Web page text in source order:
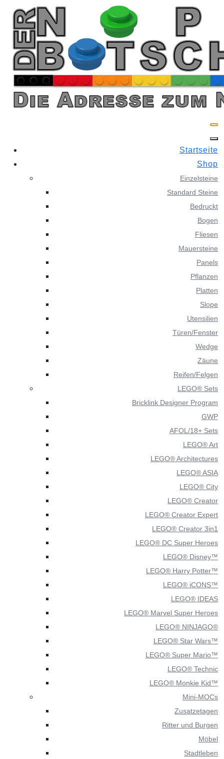
content
Startseite
Shop
Einzelsteine
Standard Steine
Bedruckt
Bogen
Fliesen
Mauersteine
Panels
Pflanzen
Platten
Slope
Utensilien
Türen/Fenster
Wedge
Zäune
Reifen/Felgen
LEGO® Sets
Bricklink Designer Program
GWP
AFOL/18+ Sets
LEGO® Art
LEGO® Architectures
LEGO® ASIA
LEGO® City
LEGO® Creator
LEGO® Creator Expert
LEGO® Creator 3in1
LEGO® DC Super Heroes
LEGO® Disney™
LEGO® Harry Potter™
LEGO® iCONS™
LEGO® IDEAS
LEGO® Marvel Super Heroes
LEGO® NINJAGO®
LEGO® Star Wars™
LEGO® Super Mario™
LEGO® Technic
LEGO® Monkie Kid™
Mini-MOCs
Zusatzetagen
Ritter und Burgen
Möbel
Stadtleben